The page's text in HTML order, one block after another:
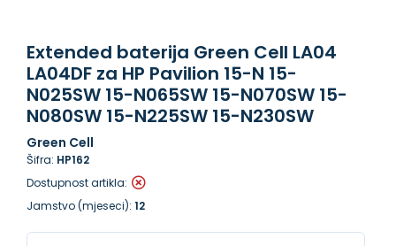
Extended baterija Green Cell LA04
LA04DF za HP Pavilion 15-N 15-
N025SW 15-N065SW 15-N070SW 15-
N080SW 15-N225SW 15-N230SW
Green Cell
Šifra: HP162
Dostupnost artikla:
Jamstvo (mjeseci): 12